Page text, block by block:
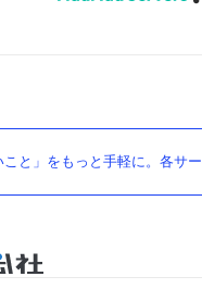
と」をもっと手軽に。各サ